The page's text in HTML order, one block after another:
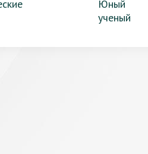
Юный
ученый